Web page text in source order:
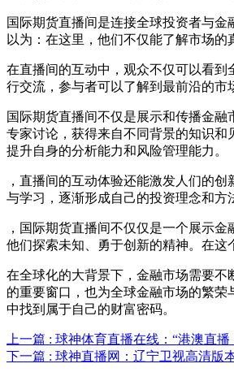
国际期货直播间是连接全球投资者与
以为：在这里，他们不仅能了解市场
在直播间的互动中，观众不仅可以看
行交流，参与者可以了解到最前沿的市
国际期货直播间不仅是展示和传播金
专家讨论，获得来自不同背景的知识和
提升自身的分析能力和风险管理能力。
，直播间的互动体验还能激发人们的
与学习，逐渐形成自己的投资理念和方
，国际期货直播间不仅仅是一个展示
他们探索未知、勇于创新的精神。在这
在全球化的大背景下，金融市场需要不
的重要窗口，也为全球金融市场的繁
中找到属于自己的财富密码。
上一篇 : 球神体育直播在线：“港澳直
下一篇 : 球神直播网：辽宁卫视高清版